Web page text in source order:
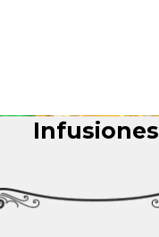
Infusiones